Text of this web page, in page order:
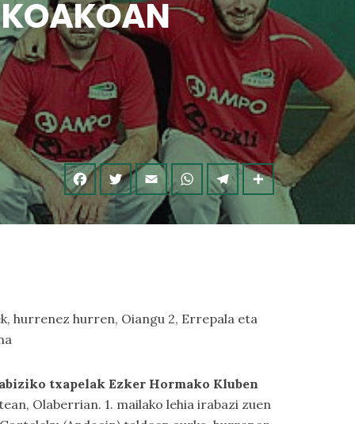
hurrenez hurren, Oiangu 2, Errepala eta
txapelak Ezker Hormako Kluben
Olaberrian. 1. mailako lehia irabazi zuen